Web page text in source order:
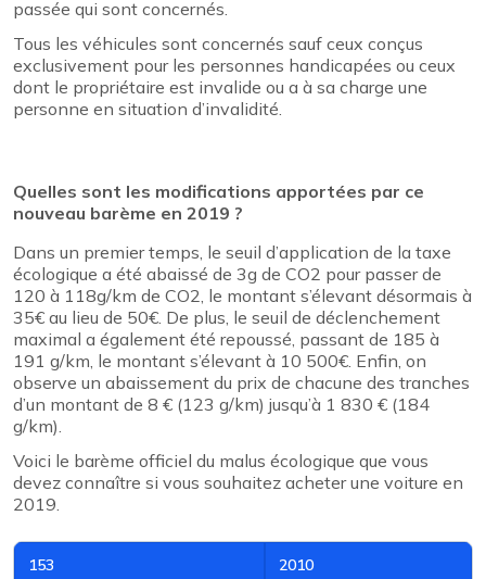
passée qui sont concernés.
Tous les véhicules sont concernés sauf ceux conçus
exclusivement pour les personnes handicapées ou ceux
dont le propriétaire est invalide ou a à sa charge une
personne en situation d’invalidité.
Quelles sont les modifications apportées par ce
nouveau barème en 2019 ?
Dans un premier temps, le seuil d’application de la taxe
écologique a été abaissé de 3g de CO2 pour passer de
120 à 118g/km de CO2, le montant s’élevant désormais à
35€ au lieu de 50€. De plus, le seuil de déclenchement
maximal a également été repoussé, passant de 185 à
191 g/km, le montant s’élevant à 10 500€. Enfin, on
observe un abaissement du prix de chacune des tranches
d’un montant de 8 € (123 g/km) jusqu’à 1 830 € (184
g/km).
Voici le barème officiel du malus écologique que vous
devez connaître si vous souhaitez acheter une voiture en
2019.
153 2010